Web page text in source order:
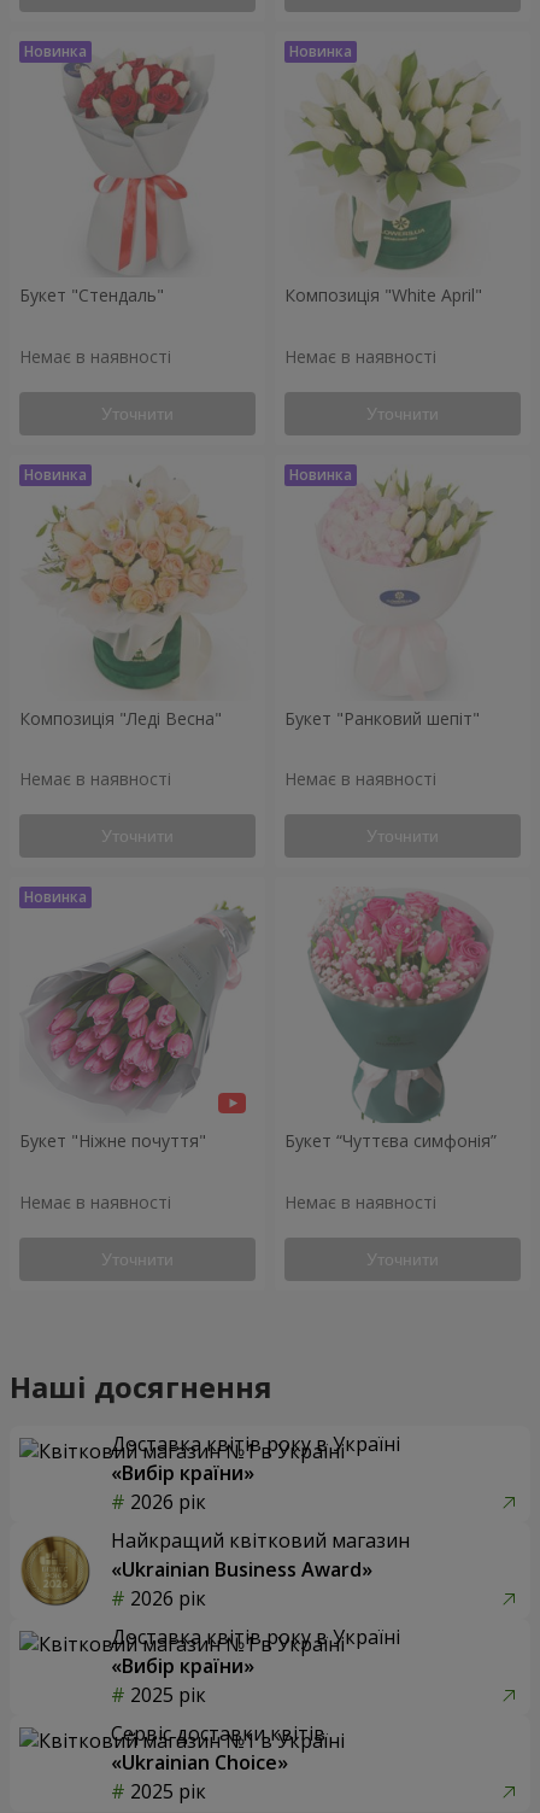
Букет "Стендаль"
Немає в наявності
Уточнити
Композиція "White April"
Немає в наявності
Уточнити
Композиція "Леді Весна"
Немає в наявності
Уточнити
Букет "Ранковий шепіт"
Немає в наявності
Уточнити
Букет "Ніжне почуття"
Немає в наявності
Уточнити
Букет “Чуттєва симфонія”
Немає в наявності
Уточнити
Наші досягнення
Доставка квітів року в Україні
«Вибір країни»
2026 рік
Найкращий квітковий магазин
«Ukrainian Business Award»
2026 рік
Доставка квітів року в Україні
«Вибір країни»
2025 рік
Сервіс доставки квітів
«Ukrainian Choice»
2025 рік